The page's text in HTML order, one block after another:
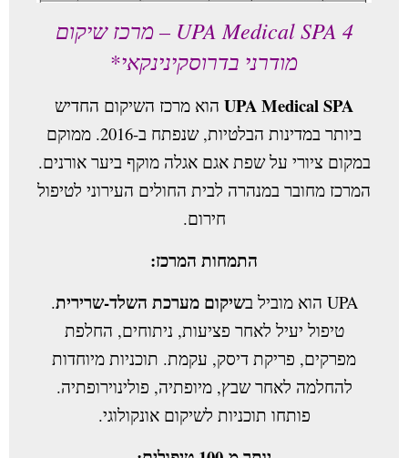
UPA Medical SPA 4 – מרכז שיקום
מודרני בדרוסקינינקאי*
UPA Medical SPA הוא מרכז השיקום החדיש
ביותר במדינות הבלטיות, שנפתח ב-2016. ממוקם
במקום ציורי על שפת אגם אגלה מוקף ביער אורנים.
המרכז מחובר במנהרה לבית החולים העירוני לטיפול
חירום.
התמחות המרכז:
UPA הוא מוביל ב שיקום מערכת השלד-שרירית.
טיפול יעיל לאחר פציעות, ניתוחים, החלפת
מפרקים, פריקת דיסק, עקמת. תוכניות מיוחדות
להחלמה לאחר שבץ, מיופתיה, פולינוירופתיה.
פותחו תוכניות לשיקום אונקולוגי.